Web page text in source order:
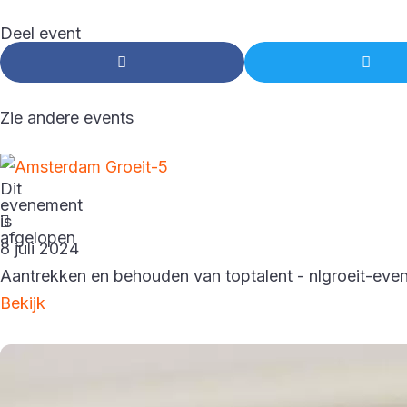
Deel event
Zie andere events
Dit
evenement
is
afgelopen
8 juli 2024
Aantrekken en behouden van toptalent - nlgroeit-
Bekijk